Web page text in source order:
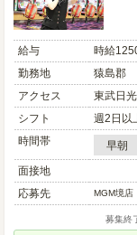
給与
時給
勤務地
猿島郡
アクセス
東武日
シフト
週2日以
時間帯
早朝
面接地
応募先
MGM境店
募集終